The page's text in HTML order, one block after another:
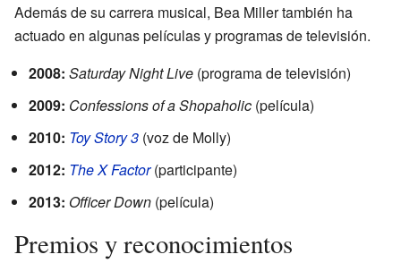
Además de su carrera musical, Bea Miller también ha
actuado en algunas películas y programas de televisión.
2008: Saturday Night Live (programa de televisión)
2009: Confessions of a Shopaholic (película)
2010: Toy Story 3 (voz de Molly)
2012: The X Factor(participante)
2013: Officer Down (película)
Premios y reconocimientos